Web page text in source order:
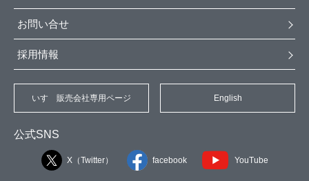
お問い合せ
採用情報
いすゞ販売会社専用ページ English
公式SNS
X（Twitter） facebook YouTube